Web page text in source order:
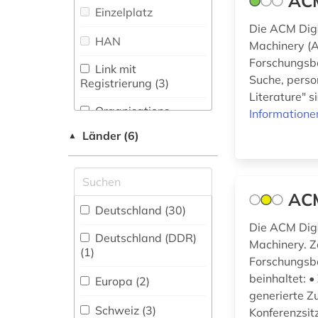
Medien- und
Kommunikationswissenschaften,
Kommunikationsdesign (21)
Medizin (44)
Musikwissenschaft
(7)
Natur- und
Pädagogik (21)
Philosophie (14)
Physik (55)
weiterbildung (1)
betriebssystem (1)
(3)
betriebswirtschaftslehre
(1)
bibliografie (10)
bibliometrie (2)
bibliotheksbestand
Zeitschriftenbibliographie
(1 Einzelplatz
HAN
Link mit
Registrierung (3)
Organisations-
Shibboleth (1)
Zugriff vor Ort
▲ Länder (6)
Deutschland (30)
Deutschland (DDR)
(1)
Europa (2)
Schweiz (3)
Die ACM
Machinery
Suche,
Literature"
Die ACM
Machinery.
beinhaltet: •
generierte